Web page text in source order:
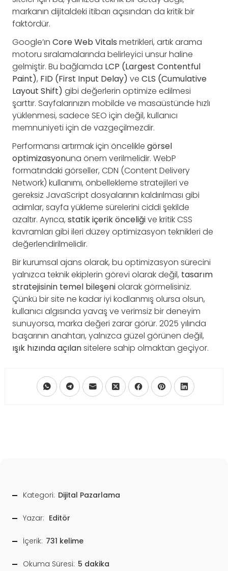
markanın dijitaldeki itibarı açısından da kritik bir
faktördür.
Google’ın Core Web Vitals metrikleri, artık arama
motoru sıralamalarında belirleyici unsur haline
gelmiştir. Bu bağlamda LCP (Largest Contentful
Paint), FID (First Input Delay) ve CLS (Cumulative
Layout Shift) gibi değerlerin optimize edilmesi
şarttır. Sayfalarınızın mobilde ve masaüstünde hızlı
yüklenmesi, sadece SEO için değil, kullanıcı
memnuniyeti için de vazgeçilmezdir.
Performansı artırmak için öncelikle görsel
optimizasyonuna önem verilmelidir. WebP
formatındaki görseller, CDN (Content Delivery
Network) kullanımı, önbellekleme stratejileri ve
gereksiz JavaScript dosyalarının kaldırılması gibi
adımlar, sayfa yükleme sürelerini ciddi şekilde
azaltır. Ayrıca, statik içerik önceliğive kritik CSS
kavramları gibi ileri düzey optimizasyon teknikleri de
değerlendirilmelidir.
Bir kurumsal ajans olarak, bu optimizasyon sürecini
yalnızca teknik ekiplerin görevi olarak değil, tasarım
stratejisinin temel bileşeniolarak görmelisiniz.
Çünkü bir site ne kadar iyi kodlanmış olursa olsun,
kullanıcı algısında yavaş ve verimsiz bir deneyim
sunuyorsa, marka değeri zarar görür. 2025 yılında
başarının anahtarı, yalnızca güzel görünen değil,
ışık hızında açılansitelere sahip olmaktan geçiyor.
Kategori: Dijital Pazarlama
Yazar: Editör
İçerik: 731 kelime
Okuma Süresi: 5 dakika